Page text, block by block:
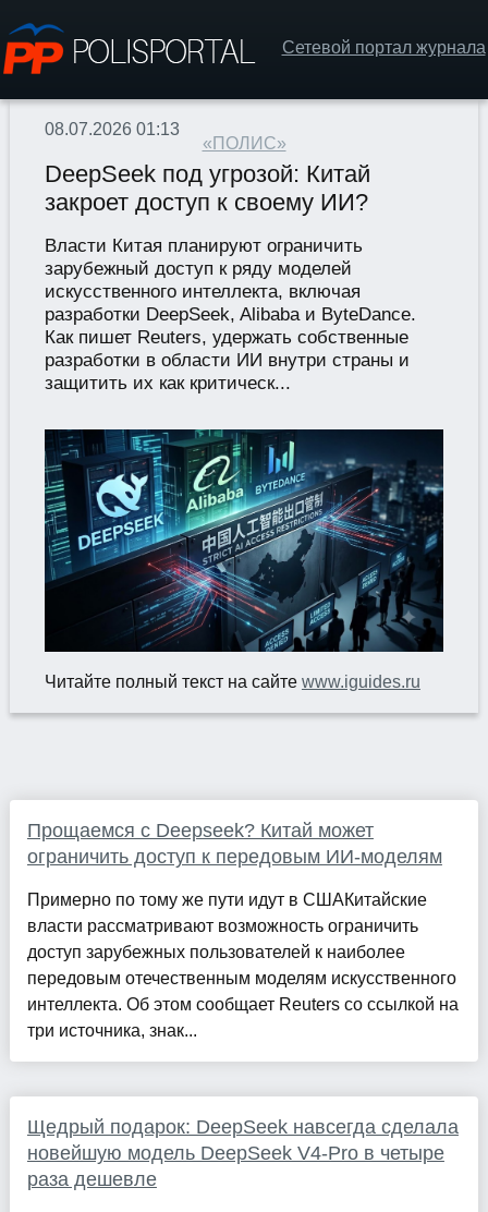
Сетевой портал журнала
«ПОЛИС»
08.07.2026 01:13
DeepSeek под угрозой: Китай
закроет доступ к своему ИИ?
Власти Китая планируют ограничить
зарубежный доступ к ряду моделей
искусственного интеллекта, включая
разработки DeepSeek, Alibaba и ByteDance.
Как пишет Reuters, удержать собственные
разработки в области ИИ внутри страны и
защитить их как критическ...
Читайте полный текст на сайте www.iguides.ru
Прощаемся с Deepseek? Китай может
ограничить доступ к передовым ИИ-моделям
Примерно по тому же пути идут в СШАКитайские
власти рассматривают возможность ограничить
доступ зарубежных пользователей к наиболее
передовым отечественным моделям искусственного
интеллекта. Об этом сообщает Reuters со ссылкой на
три источника, знак...
Щедрый подарок: DeepSeek навсегда сделала
новейшую модель DeepSeek V4-Pro в четыре
раза дешевле